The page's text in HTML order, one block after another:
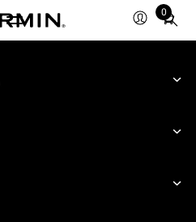
0
Total